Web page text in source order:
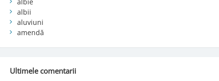
albii
aluviuni
amendă
Ultimele comentarii